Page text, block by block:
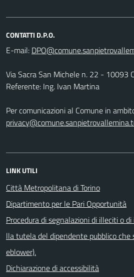
CONTATTI D.P.O.
E-mail:
Via Sacra San Michele n. 22 - 10093
Referente: Ing. Ivan Martina
Per comunicazioni al Comune in
LINK UTILI
Città Metropolitana di Torino
Dipartimento per le Pari Opportunità
Procedura di segnalazioni di illeciti o
lla tutela del dipendente pubblico che
eblower).
Dichiarazione di accessibilità